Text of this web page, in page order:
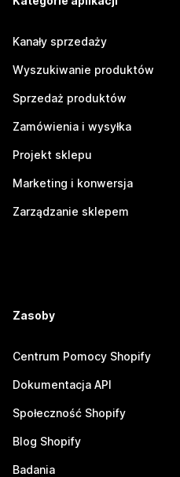
Kanały sprzedaży
Wyszukiwanie produktów
Sprzedaż produktów
Zamówienia i wysyłka
Projekt sklepu
Marketing i konwersja
Zarządzanie sklepem
Zasoby
Centrum Pomocy Shopify
Dokumentacja API
Społeczność Shopify
Blog Shopify
Badania